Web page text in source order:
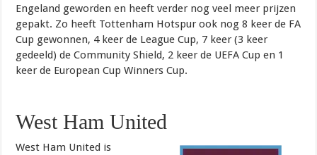
Engeland geworden en heeft verder nog veel meer prijzen
gepakt. Zo heeft Tottenham Hotspur ook nog 8 keer de FA
Cup gewonnen, 4 keer de League Cup, 7 keer (3 keer
gedeeld) deCommunity Shield, 2 keer de UEFA Cup en 1
keer de European Cup Winners Cup.
West Ham United
West Ham United is